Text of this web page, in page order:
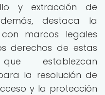
y extracción de
destaca la
marcos legales
derechos de estas
establezcan
la resolución de
y la protección